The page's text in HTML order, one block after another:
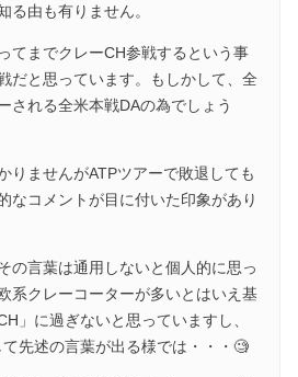
る由も有りません。
てまでクレーCH参戦するという事
だと思っています。もしかして、全
される全米本戦DAの為でしょう
りませんがATPツアーで敗退しても
なコメントが目に付いた印象があり
の言葉は通用しないと個人的に思っ
系クレーコーターが多いとはいえ基
」に過ぎないと思っていますし、
先述の言葉が出る様では・・・🧐